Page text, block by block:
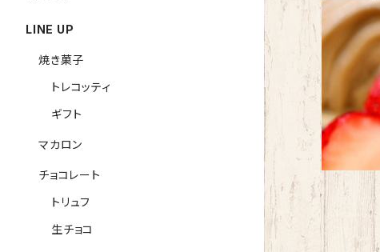
LINE UP
焼き菓子
トレコッティ
ギフト
マカロン
チョコレート
トリュフ
生チョコ